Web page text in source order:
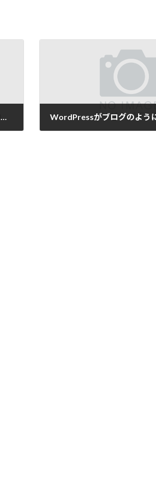
ウェブサイト制作と印刷物制作を行うロウタス・ディジタルに依頼するメリットは？